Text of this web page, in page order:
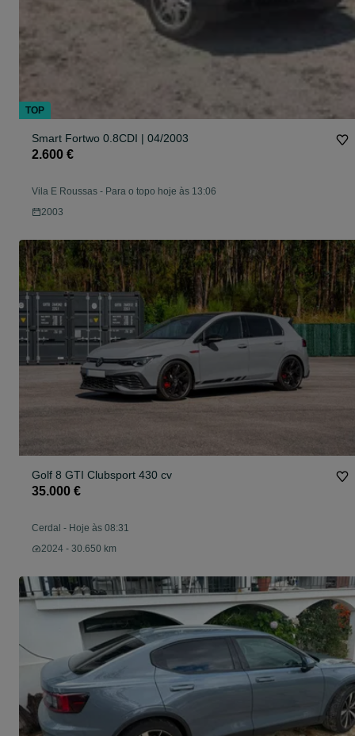
Smart Fortwo 0.8CDI | 04/2003
2.600 €
Vila E Roussas - Para o topo hoje às 13:06
2003
Golf 8 GTI Clubsport 430 cv
35.000 €
Cerdal - Hoje às 08:31
2024 - 30.650 km
TOP